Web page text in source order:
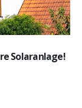
Solaranlage!